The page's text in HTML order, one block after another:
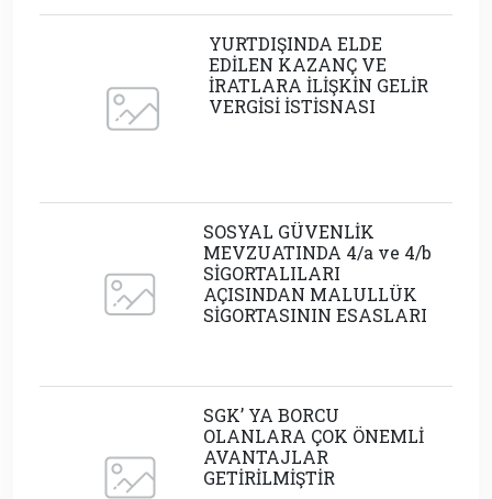
YURTDIŞINDA ELDE
EDİLEN KAZANÇ VE
İRATLARA İLİŞKİN GELİR
VERGİSİ İSTİSNASI
SOSYAL GÜVENLİK
MEVZUATINDA 4/a ve 4/b
SİGORTALILARI
AÇISINDAN MALULLÜK
SİGORTASININ ESASLARI
SGK’ YA BORCU
OLANLARA ÇOK ÖNEMLİ
AVANTAJLAR
GETİRİLMİŞTİR